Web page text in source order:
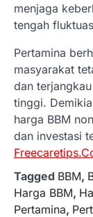
menjaga
tengah
Pertamina
masyarakat
dan
tinggi.
harga BBM
dan investasi
Tagged BBM,
Harga BBM,
Pertamina,